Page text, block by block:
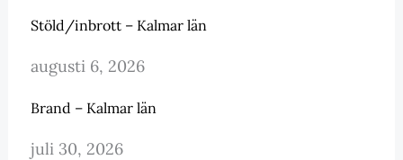
Stöld/inbrott – Kalmar län
augusti 6, 2026
Brand – Kalmar län
juli 30, 2026